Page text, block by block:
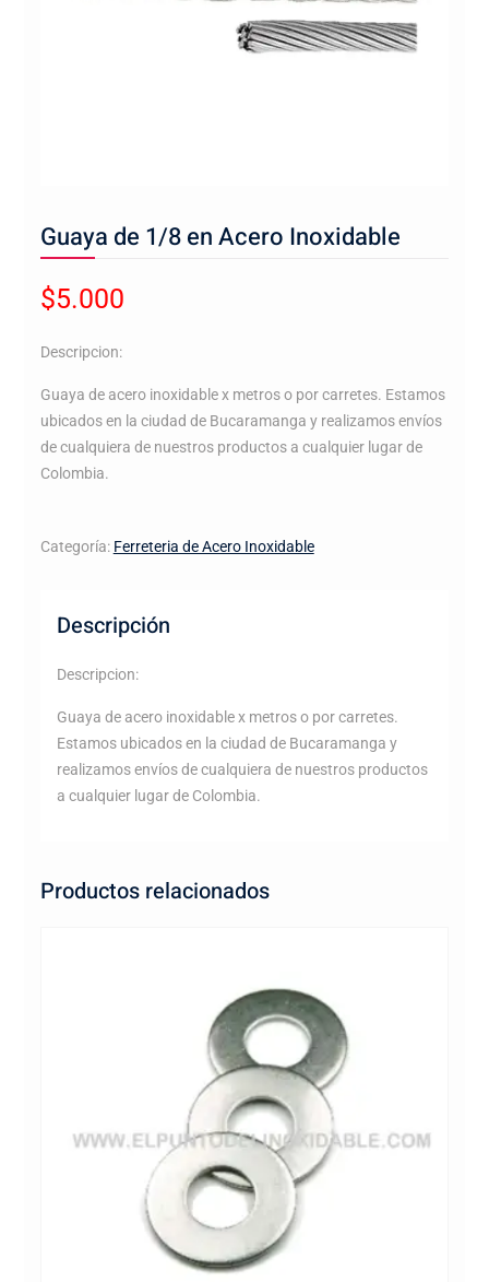
Guaya de 1/8 en Acero Inoxidable
$5.000
Descripcion:
Guaya de acero inoxidable x metros o por carretes. Estamos
ubicados en la ciudad de Bucaramanga y realizamos envíos
de cualquiera de nuestros productos a cualquier lugar de
Colombia.
Categoría: Ferreteria de Acero Inoxidable
Descripción
Descripcion:
Guaya de acero inoxidable x metros o por carretes.
Estamos ubicados en la ciudad de Bucaramanga y
realizamos envíos de cualquiera de nuestros productos
a cualquier lugar de Colombia.
Productos relacionados